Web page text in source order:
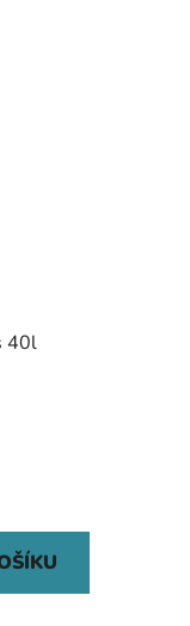
40l